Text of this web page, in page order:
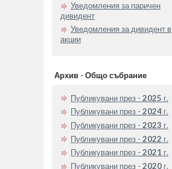
Уведомления за паричен
дивидент
Уведомления за дивидент в
акции
Архив - Общо събрание
Публикувани през - 2025 г.
Публикувани през - 2024 г.
Публикувани през - 2023 г.
Публикувани през - 2022 г.
Публикувани през - 2021 г.
Публикувани през - 2020 г.